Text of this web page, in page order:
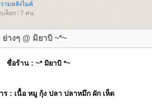
ามหลังไมค์
ล็อก : 7 คน
างๆ @ มิยาบิ ~*~
ชื่อร้าน: ~* มิยาบิ *~
ร: เนื้อ หมู กุ้ง ปลา ปลาหมึก ผัก เห็ด